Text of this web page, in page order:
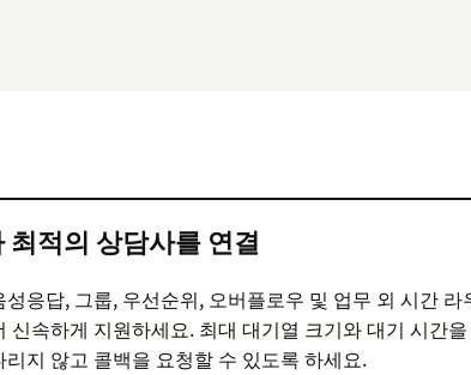
최적의 상담사를 연결
성응답, 그룹, 우선순위, 오버플로우 및 업무 외 시간 라
신속하게 지원하세요. 최대 대기열 크기와 대기 시간
리지 않고 콜백을 요청할 수 있도록 하세요.